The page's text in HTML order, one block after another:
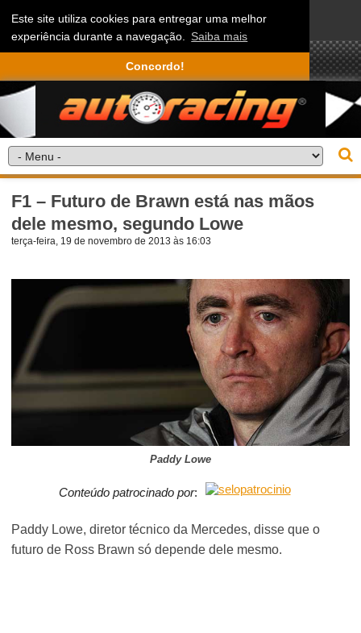
Este site utiliza cookies para entregar uma melhor
experiência durante a navegação. Saiba mais
Concordo!
F1 – Futuro de Brawn está nas mãos
dele mesmo, segundo Lowe
terça-feira, 19 de novembro de 2013 às 16:03
Paddy Lowe
Conteúdo patrocinado por:
Paddy Lowe, diretor técnico da Mercedes, disse que o
futuro de Ross Brawn só depende dele mesmo.